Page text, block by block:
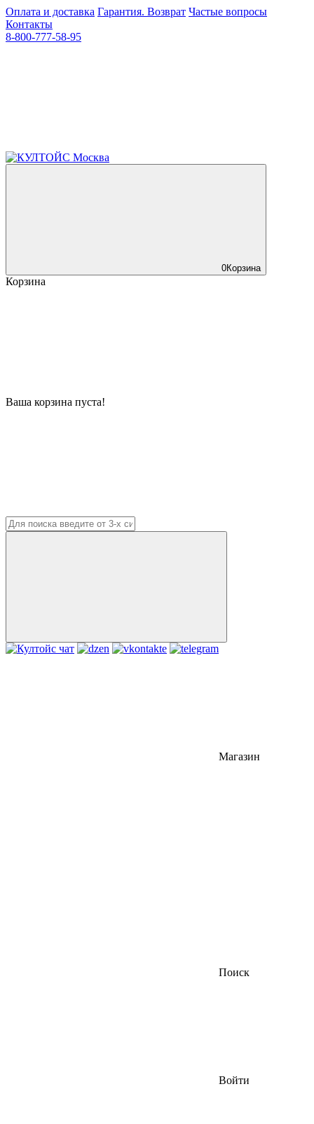
Оплата и доставка Гарантия. Возврат Частые вопросы
Контакты
8-800-777-58-95
0Корзина
Корзина
Ваша корзина пуста!
Магазин
Поиск
Войти